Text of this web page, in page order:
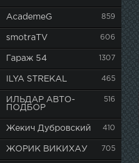
AcademeG 859
smotraTV 606
Гараж 54 1307
ILYA STREKAL 465
ИЛЬДАР АВТО-
ПОДБОР
516
Жекич Дубровский 410
ЖОРИК ВИКИХАУ 705